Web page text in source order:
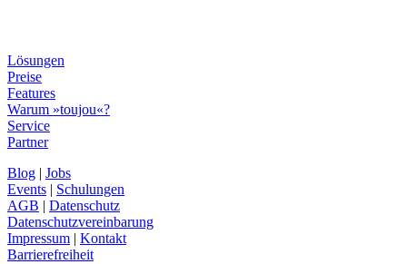
Lösungen
Preise
Features
Warum »toujou«?
Service
Partner
Blog | Jobs
Events | Schulungen
AGB | Datenschutz
Datenschutzvereinbarung
Impressum | Kontakt
Barrierefreiheit